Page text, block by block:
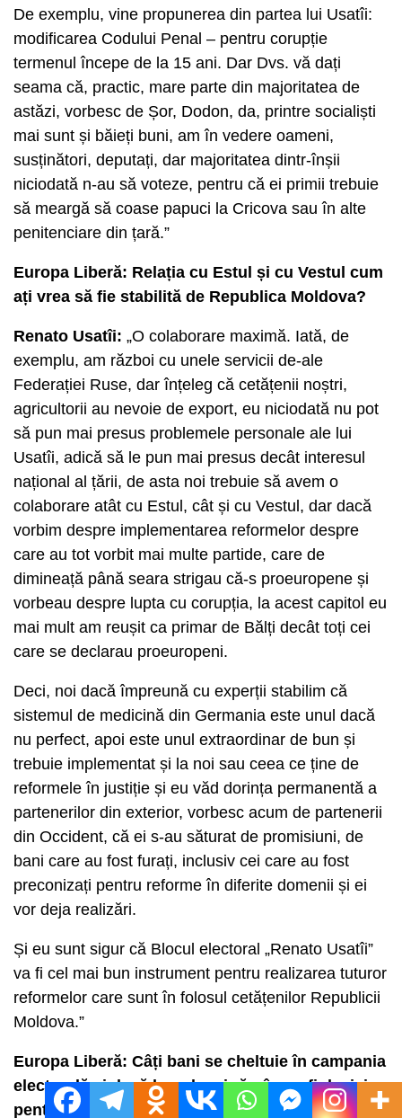
De exemplu, vine propunerea din partea lui Usatîi:
modificarea Codului Penal – pentru corupție
termenul începe de la 15 ani. Dar Dvs. vă dați
seama că, practic, mare parte din majoritatea de
astăzi, vorbesc de Șor, Dodon, da, printre socialiști
mai sunt și băieți buni, am în vedere oameni,
susținători, deputați, dar majoritatea dintr-înșii
niciodată n-au să voteze, pentru că ei primii trebuie
să meargă să coase papuci la Cricova sau în alte
penitenciare din țară.”
Europa Liberă: Relația cu Estul și cu Vestul cum
ați vrea să fie stabilită de Republica Moldova?
Renato Usatîi: „O colaborare maximă. Iată, de
exemplu, am război cu unele servicii de-ale
Federației Ruse, dar înțeleg că cetățenii noștri,
agricultorii au nevoie de export, eu niciodată nu pot
să pun mai presus problemele personale ale lui
Usatîi, adică să le pun mai presus decât interesul
național al țării, de asta noi trebuie să avem o
colaborare atât cu Estul, cât și cu Vestul, dar dacă
vorbim despre implementarea reformelor despre
care au tot vorbit mai multe partide, care de
dimineață până seara strigau că-s proeuropene și
vorbeau despre lupta cu corupția, la acest capitol eu
mai mult am reușit ca primar de Bălți decât toți cei
care se declarau proeuropeni.
Deci, noi dacă împreună cu experții stabilim că
sistemul de medicină din Germania este unul dacă
nu perfect, apoi este unul extraordinar de bun și
trebuie implementat și la noi sau ceea ce ține de
reformele în justiție și eu văd dorința permanentă a
partenerilor din exterior, vorbesc acum de partenerii
din Occident, că ei s-au săturat de promisiuni, de
bani care au fost furați, inclusiv cei care au fost
preconizați pentru reforme în diferite domenii și ei
vor deja realizări.
Și eu sunt sigur că Blocul electoral „Renato Usatîi”
va fi cel mai bun instrument pentru realizarea tuturor
reformelor care sunt în folosul cetățenilor Republicii
Moldova.”
Europa Liberă: Câți bani se cheltuie în campania
electorală și dacă banul mai rămâne a fi decisiv
pentru alegeri?